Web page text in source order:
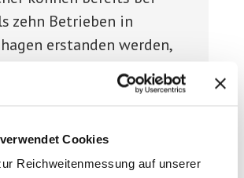
Cookies
Reichweitenmessung auf unserer
zehn Betrieben in
erstanden werden,
Zahl wächst stetig weiter.
System mit den
aus Hannover